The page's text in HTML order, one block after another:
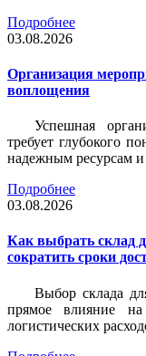
Подробнее
03.08.2026
Организация
воплощения
Успешная
требует глубокого
надежным ресурсам и
Подробнее
03.08.2026
Как выбрать склад
сократить сроки
Выбор склада
прямое влияние на
логистических